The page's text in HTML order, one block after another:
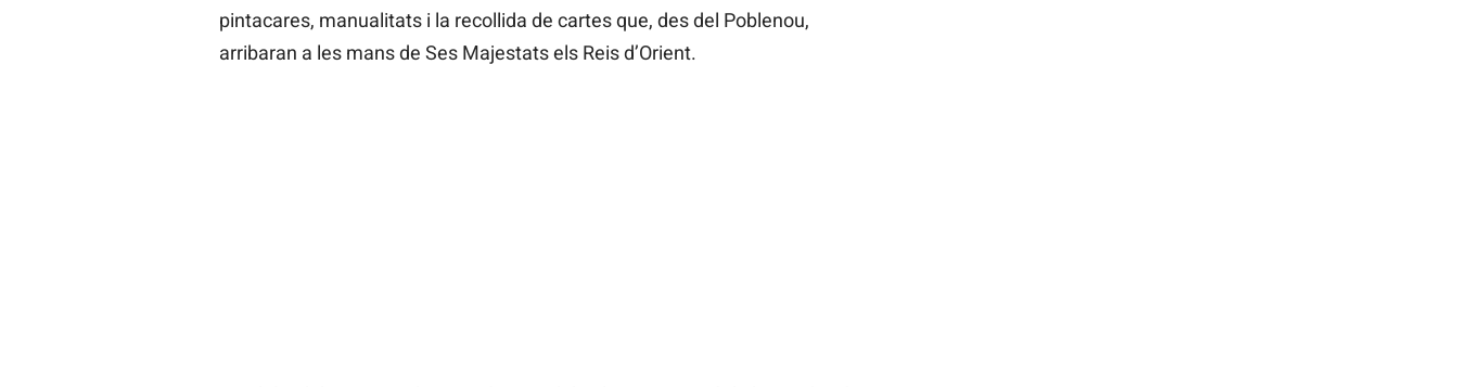
pintacares, manualitats i la recollida de cartes que, des del Poblenou,
arribaran a les mans de Ses Majestats els Reis d’Orient.